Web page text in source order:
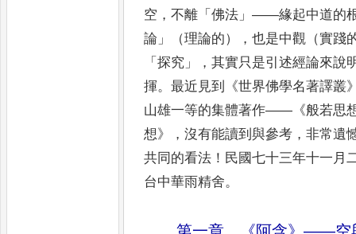
空 ，不離 「佛法 」——緣起中道的
論 」 （理論的） ，也是中觀（實踐
「探究 」，其實只是引述經論來說
揮。最近見到 《世界佛學名著譯叢
山雄一等的集體著作—— 《般若思
想》 ，沒有能讀到與參考 ，非常遺
共同 的看法 ！ 民國七十三年十一月
台中華雨精舍。